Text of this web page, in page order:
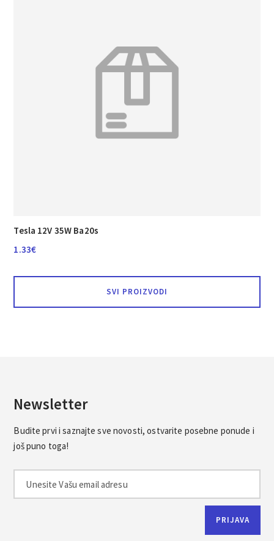
Tesla 12V 35W Ba20s
1.33€
SVI PROIZVODI
Newsletter
Budite prvi i saznajte sve novosti, ostvarite posebne ponude i
još puno toga!